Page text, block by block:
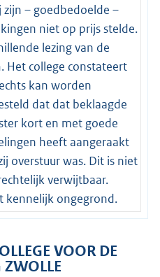
zijn – goedbedoelde –
niet op prijs stelde.
lezing van de
Het college constateert
kan worden
dat dat beklaagde
kort en met goede
heeft aangeraakt
overstuur was. Dit is niet
verwijtbaar.
kennelijk ongegrond.
VOOR DE
ZWOLLE